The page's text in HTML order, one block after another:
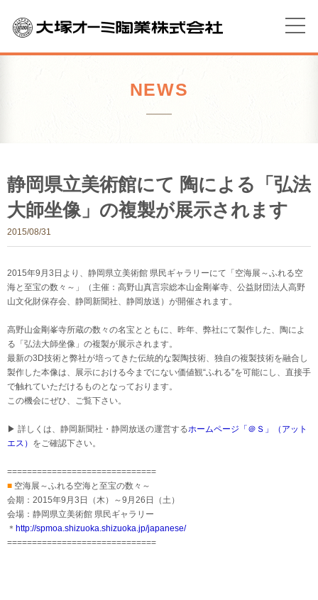
NEWS
静岡県立美術館にて 陶による「弘法
大師坐像」の複製が展示されます
2015/08/31
2015年9月3日より、静岡県立美術館 県民ギャラリーにて「空海展～ふれる空
海と至宝の数々～」（主催：高野山真言宗総本山金剛峯寺、公益財団法人高野
山文化財保存会、静岡新聞社、静岡放送）が開催されます。
高野山金剛峯寺所蔵の数々の名宝とともに、昨年、弊社にて製作した、陶によ
る「弘法大師坐像」の複製が展示されます。
最新の3D技術と弊社が培ってきた伝統的な製陶技術、独自の複製技術を融合し
製作した本像は、展示における今までにない価値観“ふれる”を可能にし、直接手
で触れていただけるものとなっております。
この機会にぜひ、ご覧下さい。
▶ 詳しくは、静岡新聞社・静岡放送の運営するホームページ「＠Ｓ」（アット
エス） をご確認下さい。
==============================
■ 空海展～ふれる空海と至宝の数々～
会期：2015年9月3日（木）～9月26日（土）
会場：静岡県立美術館 県民ギャラリー
＊ http://spmoa.shizuoka.shizuoka.jp/japanese/
==============================